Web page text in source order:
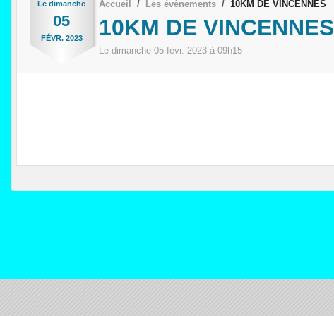
Le dimanche
05
FÉVR. 2023
Accueil Les évènements 10KM DE VINCENNES
10KM DE VINCENNES
Le dimanche 05 févr. 2023 à 09h15